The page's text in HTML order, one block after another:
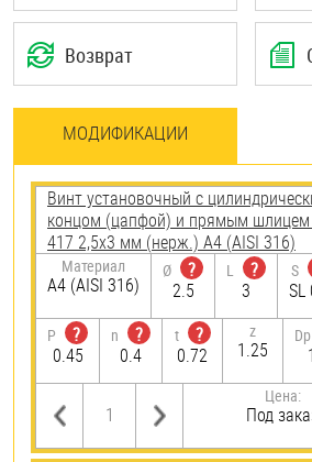
Возврат
МОДИФИКАЦИИ
Винт установочный с
концом (цапфой) и прямым шлицем
417 2,5х3 мм (нерж.) A4 (AISI 316)
Материал
A4 (AISI 316)
Ø
?
2.5
L
?
3
S
SL
P
?
0.45
n
?
0.4
t
?
0.72
z
1.25
Dp
Цена:
Под